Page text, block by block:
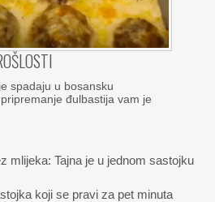
spadaju u bosansku
đulbastija vam je
mlijeka: Tajna je u jednom sastojku
koji se pravi za pet minuta